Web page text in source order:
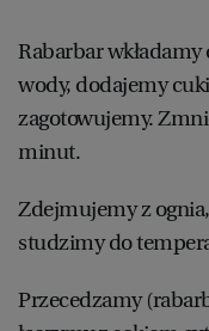
Rabarbar
wody, dodajemy
zagotowujemy.
minut.
Zdejmujemy z
studzimy do
Przecedzamy